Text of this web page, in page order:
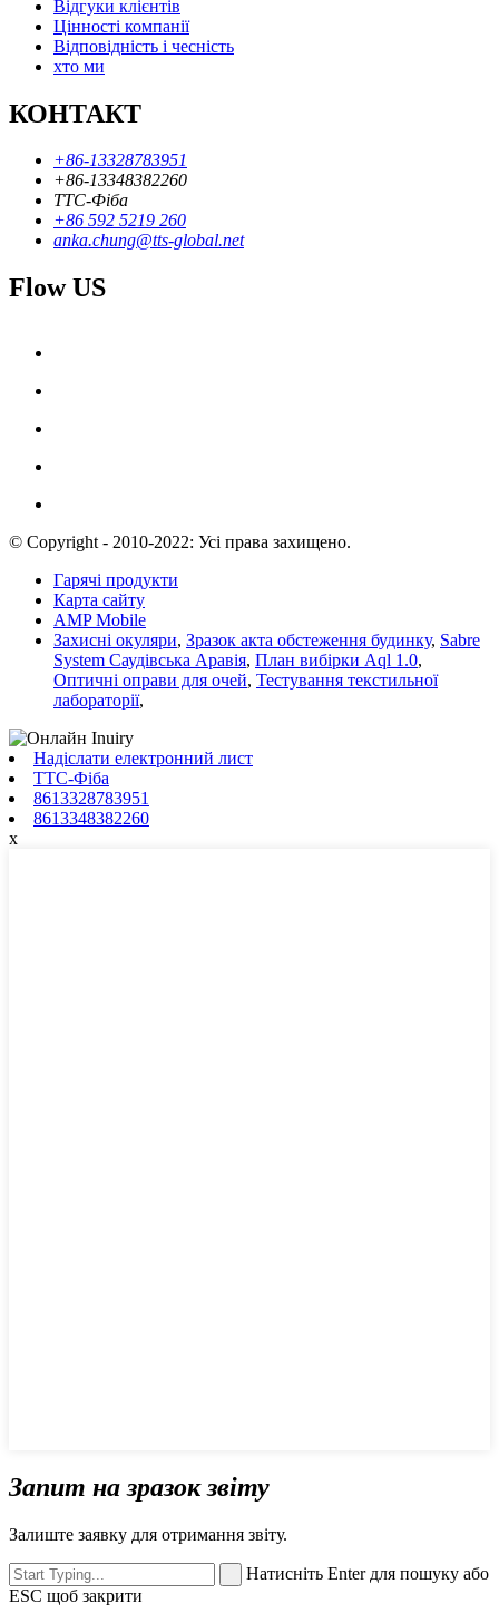
Відгуки клієнтів
Цінності компанії
Відповідність і чесність
хто ми
КОНТАКТ
+86-13328783951
+86-13348382260
ТТС-Фіба
+86 592 5219 260
anka.chung@tts-global.net
Flow US
© Copyright - 2010-2022: Усі права захищено.
Гарячі продукти
Карта сайту
AMP Mobile
Захисні окуляри, Зразок акта обстеження будинку, Sabre
System Саудівська Аравія, План вибірки Aql 1.0,
Оптичні оправи для очей, Тестування текстильної
лабораторії,
Надіслати електронний лист
ТТС-Фіба
8613328783951
8613348382260
x
Запит на зразок звіту
Залиште заявку для отримання звіту.
Натисніть Enter для пошуку або
ESC щоб закрити